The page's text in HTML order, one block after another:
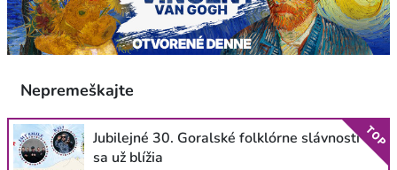
Nepremeškajte
Jubilejné 30. Goralské folklórne slávnosti
sa už blížia
TOP